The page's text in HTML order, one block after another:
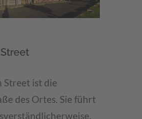
Street ist die
des Ortes. Sie führt